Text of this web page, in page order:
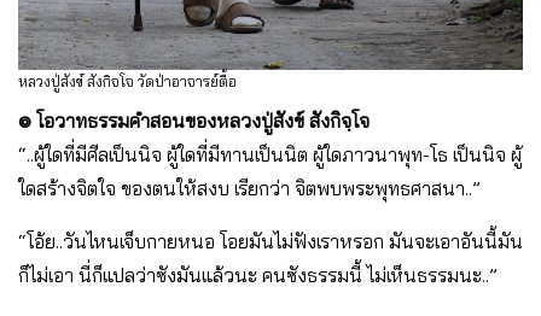
หลวงปู่สังข์ สังกิจโจ วัดป่าอาจารย์ตื้อ
๏ โอวาทธรรมคำสอนของหลวงปู่สังข์ สังกิจฺโจ
“..ผู้ใดที่มีศีลเป็นนิจ ผู้ใดที่มีทานเป็นนิต ผู้ใดภาวนาพุท-โธ เป็นนิจ ผู้
ใดสร้างจิตใจ ของตนให้สงบ เรียกว่า จิตพบพระพุทธศาสนา..”
“โอ้ย..วันไหนเจ็บกายหนอ โอยมันไม่ฟังเราหรอก มันจะเอาอันนี้มัน
ก็ไม่เอา นี่ก็แปลว่าซังมันแล้วนะ คนซังธรรมนี้ ไม่เห็นธรรมนะ..”